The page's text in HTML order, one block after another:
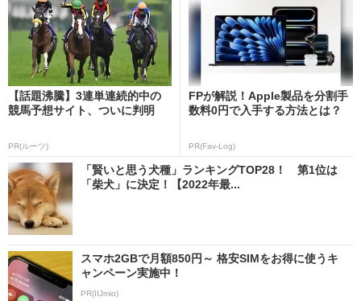
【話題沸騰】3連単連続的中の
競馬予想サイト、ついに判明
PR(ルーツ)
FPが解説！Apple製品を分割手
数料0円で入手する方法とは？
PR(Fav-Log)
「賢いと思う犬種」ランキングTOP28！ 第1位は
「柴犬」に決定！【2022年最...
スマホ2GBで月額850円～ 格安SIMをお得に使うキ
ャンペーン実施中！
PR(IIJmio)